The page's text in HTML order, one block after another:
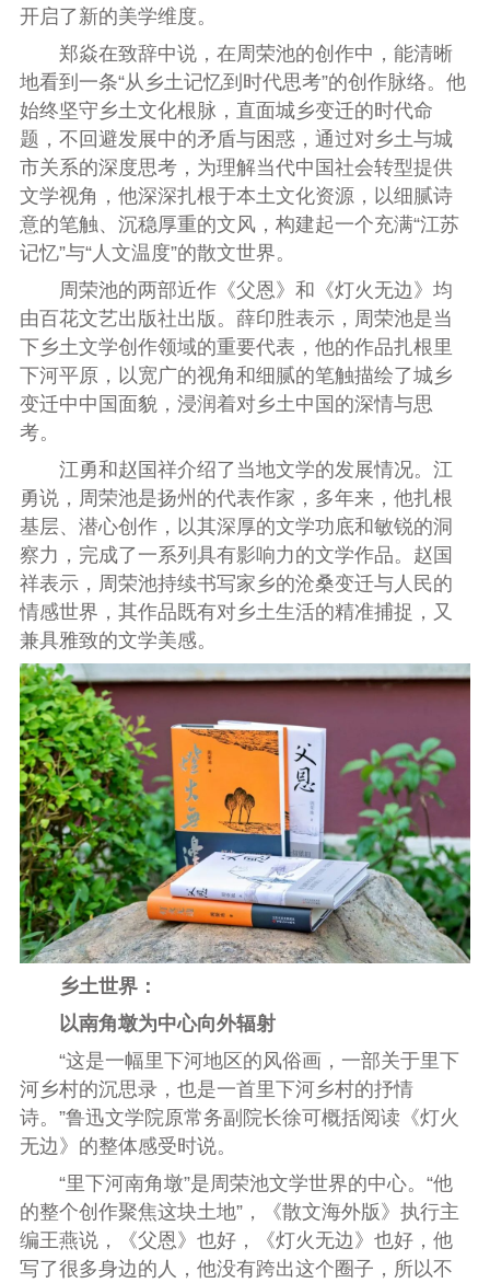
开启了新的美学维度。
郑焱在致辞中说，在周荣池的创作中，能清晰
地看到一条“从乡土记忆到时代思考”的创作脉络。他
始终坚守乡土文化根脉，直面城乡变迁的时代命
题，不回避发展中的矛盾与困惑，通过对乡土与城
市关系的深度思考，为理解当代中国社会转型提供
文学视角，他深深扎根于本土文化资源，以细腻诗
意的笔触、沉稳厚重的文风，构建起一个充满“江苏
记忆”与“人文温度”的散文世界。
周荣池的两部近作《父恩》和《灯火无边》均
由百花文艺出版社出版。薛印胜表示，周荣池是当
下乡土文学创作领域的重要代表，他的作品扎根里
下河平原，以宽广的视角和细腻的笔触描绘了城乡
变迁中中国面貌，浸润着对乡土中国的深情与思
考。
江勇和赵国祥介绍了当地文学的发展情况。江
勇说，周荣池是扬州的代表作家，多年来，他扎根
基层、潜心创作，以其深厚的文学功底和敏锐的洞
察力，完成了一系列具有影响力的文学作品。赵国
祥表示，周荣池持续书写家乡的沧桑变迁与人民的
情感世界，其作品既有对乡土生活的精准捕捉，又
兼具雅致的文学美感。
乡土世界：
以南角墩为中心向外辐射
“这是一幅里下河地区的风俗画，一部关于里下
河乡村的沉思录，也是一首里下河乡村的抒情
诗。”鲁迅文学院原常务副院长徐可概括阅读《灯火
无边》的整体感受时说。
“里下河南角墩”是周荣池文学世界的中心。“他
的整个创作聚焦这块土地”，《散文海外版》执行主
编王燕说，《父恩》也好，《灯火无边》也好，他
写了很多身边的人，他没有跨出这个圈子，所以不